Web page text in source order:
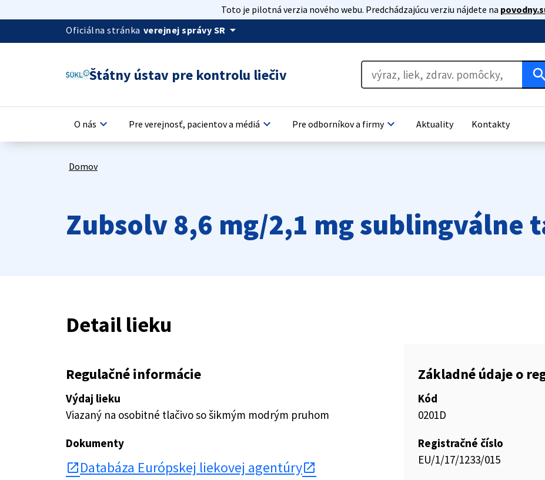
Toto je pilotná verzia nového webu. Predchádzajúcu verziu nájdete na
Oficiálna stránka verejnej správy SR arrow_drop_down
Štátny ústav pre kontrolu liečiv
O nás keyboard_arrow_down Pre verejnosť, pacientov a médiá keyboard_arrow_down Pre odborníkov a firmykeyboard_arrow_down Aktuality Kontakty
Domov
Zubsolv 8,6 mg/2,1 mg sublingválne
Detail lieku
Regulačné informácie
Výdaj lieku
Viazaný na osobitné tlačivo so šikmým modrým pruhom
Dokumenty
open_in_new Databáza Európskej liekovej agentúry
Základné údaje o
Kód
0201D
Registračné číslo
EU/1/17/1233/015